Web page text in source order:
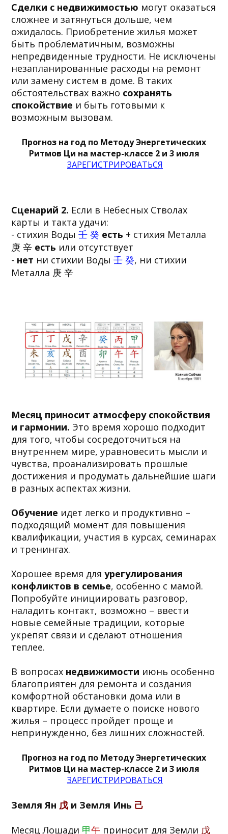
Сделки с недвижимостью могут оказаться
сложнее и затянуться дольше, чем
ожидалось. Приобретение жилья может
быть проблематичным, возможны
непредвиденные трудности. Не исключены
незапланированные расходы на ремонт
или замену систем в доме. В таких
обстоятельствах важно сохранять
спокойствие и быть готовыми к
возможным вызовам.
Прогноз на год по Методу Энергетических
Ритмов Ци на мастер-классе 2 и 3 июля
ЗАРЕГИСТРИРОВАТЬСЯ
Сценарий 2. Если в Небесных Стволах
карты и такта удачи:
- стихия Воды 壬 癸 есть + стихия Металла
庚 辛 есть или отсутствует
- нет ни стихии Воды 壬 癸, ни стихии
Металла 庚 辛
Месяц приносит атмосферу спокойствия
и гармонии. Это время хорошо подходит
для того, чтобы сосредоточиться на
внутреннем мире, уравновесить мысли и
чувства, проанализировать прошлые
достижения и продумать дальнейшие шаги
в разных аспектах жизни.
Обучение идет легко и продуктивно –
подходящий момент для повышения
квалификации, участия в курсах, семинарах
и тренингах.
Хорошее время для урегулирования
конфликтов в семье, особенно с мамой.
Попробуйте инициировать разговор,
наладить контакт, возможно – ввести
новые семейные традиции, которые
укрепят связи и сделают отношения
теплее.
В вопросах недвижимости июнь особенно
благоприятен для ремонта и создания
комфортной обстановки дома или в
квартире. Если думаете о поиске нового
жилья – процесс пройдет проще и
непринужденно, без лишних сложностей.
Прогноз на год по Методу Энергетических
Ритмов Ци на мастер-классе 2 и 3 июля
ЗАРЕГИСТРИРОВАТЬСЯ
Земля Ян 戊 и Земля Инь 己
Месяц Лошади 甲午 приносит для Земли 戊